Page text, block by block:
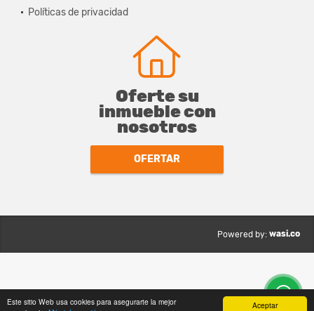
Aceptar
Este sitio Web usa cookies para asegurarte la mejor
Políticas de privacidad
Oferte su
inmueble con
nosotros
OFERTAR
Powered by: wasi.co